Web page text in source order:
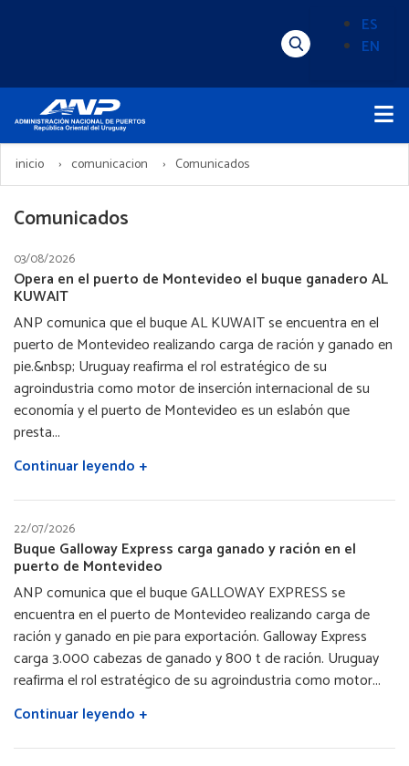
idioma
(Content)
ES
EN
Menú
Principal
inicio comunicacion Comunicados
Comunicados
03/08/2026
Opera en el puerto de Montevideo el buque ganadero AL
KUWAIT
ANP comunica que el buque AL KUWAIT se encuentra en el
puerto de Montevideo realizando carga de ración y ganado en
pie.&nbsp; Uruguay reafirma el rol estratégico de su
agroindustria como motor de inserción internacional de su
economía y el puerto de Montevideo es un eslabón que
presta...
Continuar leyendo +
22/07/2026
Buque Galloway Express carga ganado y ración en el
puerto de Montevideo
ANP comunica que el buque GALLOWAY EXPRESS se
encuentra en el puerto de Montevideo realizando carga de
ración y ganado en pie para exportación. Galloway Express
carga 3.000 cabezas de ganado y 800 t de ración. Uruguay
reafirma el rol estratégico de su agroindustria como motor...
Continuar leyendo +